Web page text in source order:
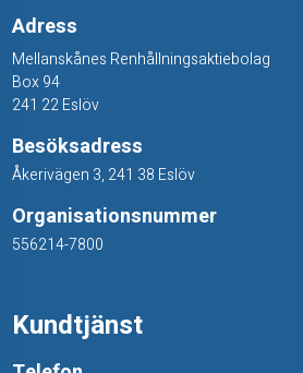
Adress
Mellanskånes Renhållningsaktiebolag
Box 94
241 22 Eslöv
Besöksadress
Åkerivägen 3, 241 38 Eslöv
Organisationsnummer
556214-7800
Kundtjänst